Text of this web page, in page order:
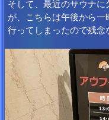
そして、最近のサウナ
が、こちらは午後から
行ってしまったので残念